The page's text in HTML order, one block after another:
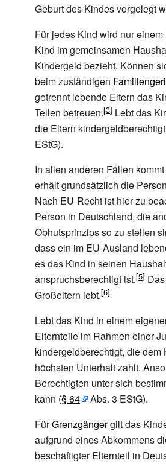
Geburt des Kindes vorgelegt
Für jedes Kind wird nur
Kind im gemeinsamen
Kindergeld bezieht. Können
beim zuständigen
getrennt lebende Eltern das
Teilen betreuen.
Lebt das
die Eltern
EStG).
In allen anderen Fällen
erhält grundsätzlich die
Nach EU-Recht ist hier zu
Person in Deutschland, die
Obhutsprinzips so zu stellen
dass ein im EU-Ausland
es das Kind in seinen
anspruchsberechtigt ist.
Großeltern lebt.
Lebt das Kind in einem
Elternteile im Rahmen einer
kindergeldberechtigt, die
höchsten Unterhalt zahlt.
Berechtigten unter sich
kann (§ 64
Abs. 3 EStG).
FürGrenzgängergilt das
aufgrund eines Abkommens
beschäftigter Elternteil in